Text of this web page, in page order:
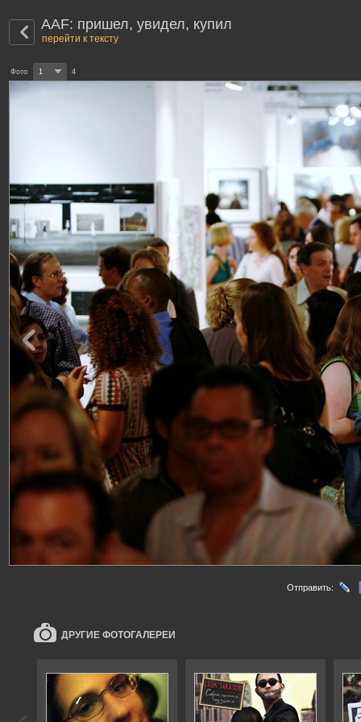
AAF: пришел, увидел, купил
перейти к тексту
Фото 1 4
Отправить:
ДРУГИЕ ФОТОГАЛЕРЕИ